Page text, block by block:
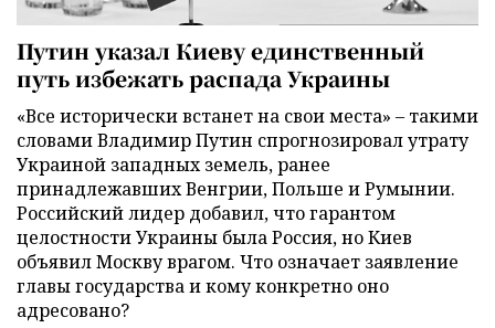
Путин указал Киеву единственный
путь избежать распада Украины
«Все исторически встанет на свои места» – такими
словами Владимир Путин спрогнозировал утрату
Украиной западных земель, ранее
принадлежавших Венгрии, Польше и Румынии.
Российский лидер добавил, что гарантом
целостности Украины была Россия, но Киев
объявил Москву врагом. Что означает заявление
главы государства и кому конкретно оно
адресовано?